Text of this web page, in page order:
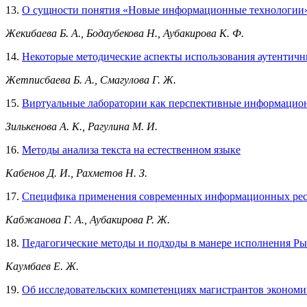
13. О сущности понятия «Новые информационные
Жекибаева Б. А., Бодаубекова Н., Аубакирова К. Ф.
14. Некоторые методические аспекты использования
Жетписбаева Б. А., Смагулова Г. Ж.
15. Виртуальные лаборатории как перспективные
Зилькенова А. К., Рагулина М. И.
16. Методы анализа текста на естественном языке
Кабенов Д. И., Рахметов Н. З.
17. Специфика применения современных информационных
Кабжанова Г. А., Аубакирова Р. Ж.
18. Педагогические методы и подходы в манере исполнения
Каумбаев Е. Ж.
19. Об исследовательских компетенциях магистрантов